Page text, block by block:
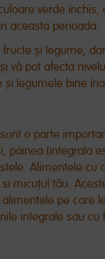
verde
aceasta perioada.
și legume,
vă pot afecta
legumele bine
o parte
pâinea (integrala
Alimentele
micuțul tău.
pe care
integrale sau